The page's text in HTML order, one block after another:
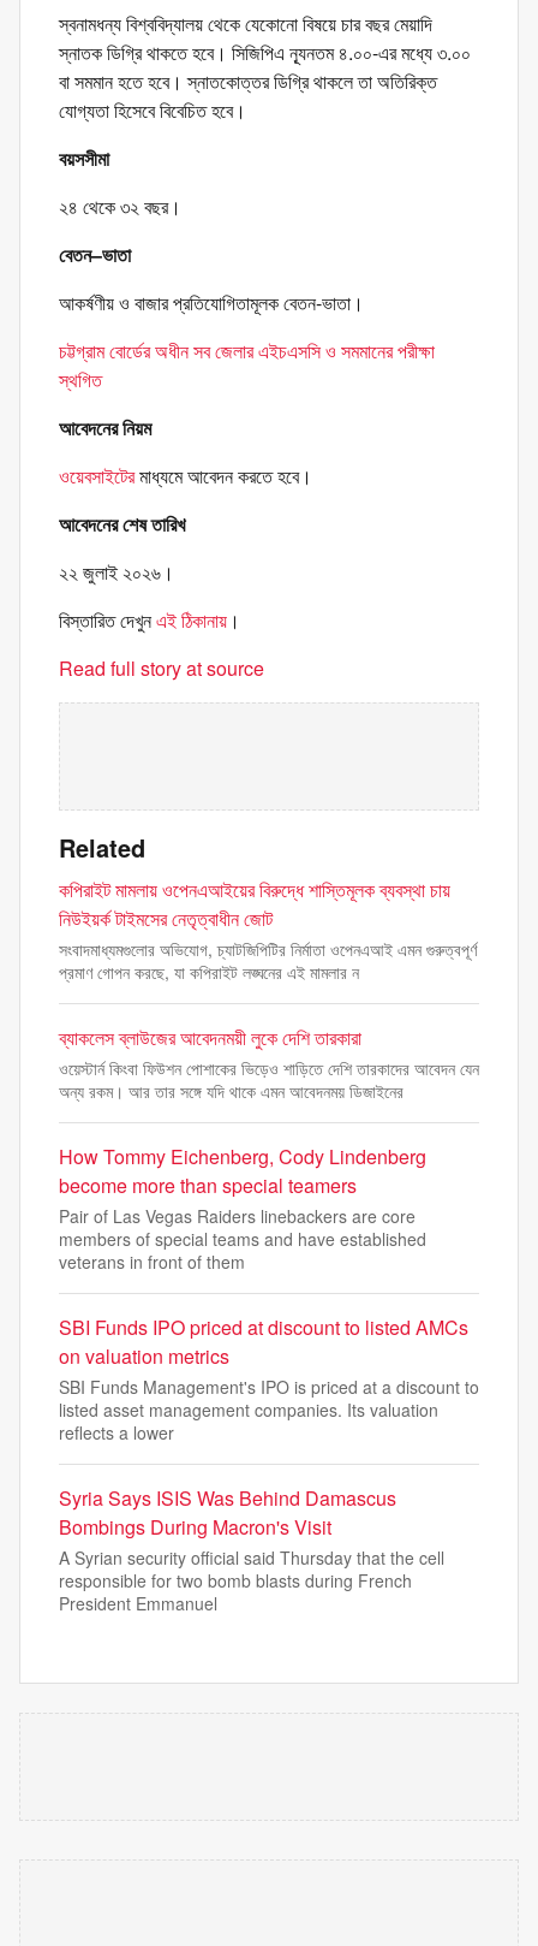
স্বনামধন্য বিশ্ববিদ্যালয় থেকে যেকোনো বিষয়ে চার বছর মেয়াদি
স্নাতক ডিগ্রি থাকতে হবে। সিজিপিএ ন্যূনতম ৪.০০-এর মধ্যে ৩.০০
বা সমমান হতে হবে। স্নাতকোত্তর ডিগ্রি থাকলে তা অতিরিক্ত
যোগ্যতা হিসেবে বিবেচিত হবে।
বয়সসীমা
২৪ থেকে ৩২ বছর।
বেতন–ভাতা
আকর্ষণীয় ও বাজার প্রতিযোগিতামূলক বেতন-ভাতা।
চট্টগ্রাম বোর্ডের অধীন সব জেলার এইচএসসি ও সমমানের পরীক্ষা
স্থগিত
আবেদনের নিয়ম
ওয়েবসাইটেরমাধ্যমে আবেদন করতে হবে।
আবেদনের শেষ তারিখ
২২ জুলাই ২০২৬।
বিস্তারিত দেখুনএই ঠিকানায় ।
Read full story at source
Related
কপিরাইট মামলায় ওপেনএআইয়ের বিরুদ্ধে শাস্তিমূলক ব্যবস্থা চায়
নিউইয়র্ক টাইমসের নেতৃত্বাধীন জোট
সংবাদমাধ্যমগুলোর অভিযোগ, চ্যাটজিপিটির নির্মাতা ওপেনএআই এমন গুরুত্বপূর্ণ
প্রমাণ গোপন করছে, যা কপিরাইট লঙ্ঘনের এই মামলার ন
ব্যাকলেস ব্লাউজের আবেদনময়ী লুকে দেশি তারকারা
ওয়েস্টার্ন কিংবা ফিউশন পোশাকের ভিড়েও শাড়িতে দেশি তারকাদের আবেদন যেন
অন্য রকম। আর তার সঙ্গে যদি থাকে এমন আবেদনময় ডিজাইনের
How Tommy Eichenberg, Cody Lindenberg
become more than special teamers
Pair of Las Vegas Raiders linebackers are core
members of special teams and have established
veterans in front of them
SBI Funds IPO priced at discount to listed AMCs
on valuation metrics
SBI Funds Management's IPO is priced at a discount to
listed asset management companies. Its valuation
reflects a lower
Syria Says ISIS Was Behind Damascus
Bombings During Macron's Visit
A Syrian security official said Thursday that the cell
responsible for two bomb blasts during French
President Emmanuel